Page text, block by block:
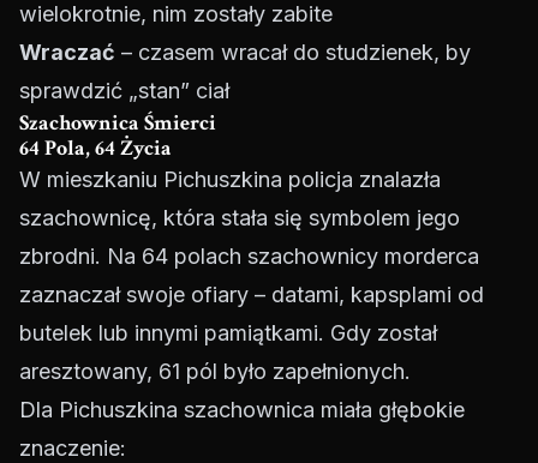
wielokrotnie, nim zostały zabite
Wraczać – czasem wracał do studzienek, by
sprawdzić „stan” ciał
Szachownica Śmierci
64 Pola, 64 Życia
W mieszkaniu Pichuszkina policja znalazła
szachownicę, która stała się symbolem jego
zbrodni. Na 64 polach szachownicy morderca
zaznaczał swoje ofiary – datami, kapsplami od
butelek lub innymi pamiątkami. Gdy został
aresztowany, 61 pól było zapełnionych.
Dla Pichuszkina szachownica miała głębokie
znaczenie: